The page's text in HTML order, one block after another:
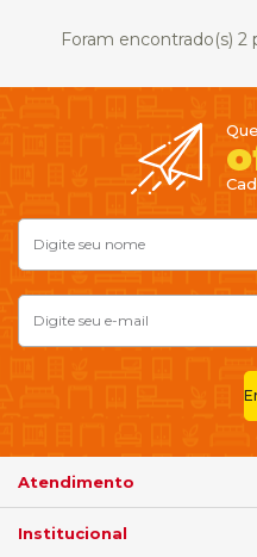
Foram encontrado(s) 2
Atendimento
Institucional